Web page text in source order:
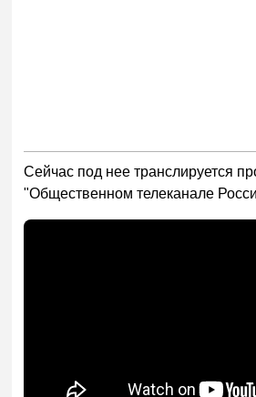
Сейчас под нее транслируется
"Общественном телеканале